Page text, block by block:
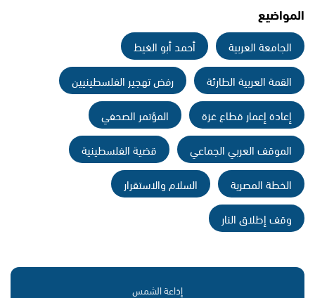
المواضيع
الجامعة العربية
أحمد أبو الغيط
القمة العربية الطارئة
رفض تهجير الفلسطينيين
إعادة إعمار قطاع غزة
المؤتمر الصحفي
الموقف العربي الجماعي
قضية الفلسطينية
الخطة المصرية
السلام والاستقرار
وقف إطلاق النار
إذاعة الشمس